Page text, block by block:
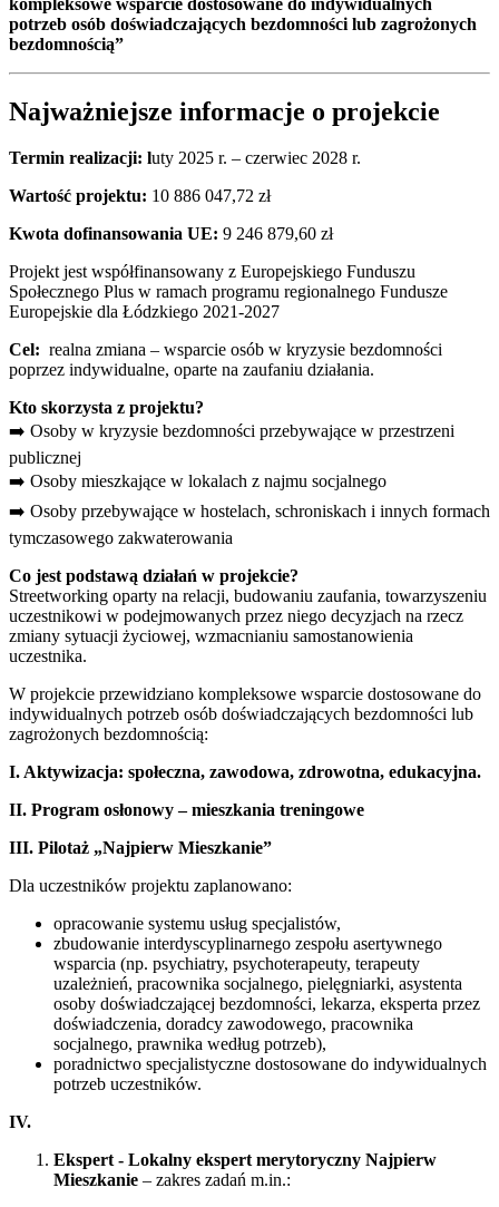
potrzeb osób doświadczających bezdomności lub zagrożonych
bezdomnością”
Najważniejsze informacje o projekcie
Termin realizacji: luty 2025 r. – czerwiec 2028 r.
Wartość projektu: 10 886 047,72 zł
Kwota dofinansowania UE: 9 246 879,60 zł
Projekt jest współfinansowany z Europejskiego Funduszu
Społecznego Plus w ramach programu regionalnego Fundusze
Europejskie dla Łódzkiego 2021-2027
Cel: realna zmiana – wsparcie osób w kryzysie bezdomności
poprzez indywidualne, oparte na zaufaniu działania.
Kto skorzysta z projektu?
➡️ Osoby w kryzysie bezdomności przebywające w przestrzeni
publicznej
➡️ Osoby mieszkające w lokalach z najmu socjalnego
➡️ Osoby przebywające w hostelach, schroniskach i innych formach
tymczasowego zakwaterowania
Co jest podstawą działań w projekcie?
Streetworking oparty na relacji, budowaniu zaufania, towarzyszeniu
uczestnikowi w podejmowanych przez niego decyzjach na rzecz
zmiany sytuacji życiowej, wzmacnianiu samostanowienia
uczestnika.
W projekcie przewidziano kompleksowe wsparcie dostosowane do
indywidualnych potrzeb osób doświadczających bezdomności lub
zagrożonych bezdomnością:
I. Aktywizacja: społeczna, zawodowa, zdrowotna, edukacyjna.
II. Program osłonowy – mieszkania treningowe
III. Pilotaż „Najpierw Mieszkanie”
Dla uczestników projektu zaplanowano:
opracowanie systemu usług specjalistów,
zbudowanie interdyscyplinarnego zespołu asertywnego
wsparcia (np. psychiatry, psychoterapeuty, terapeuty
uzależnień, pracownika socjalnego, pielęgniarki, asystenta
osoby doświadczającej bezdomności, lekarza, eksperta przez
doświadczenia, doradcy zawodowego, pracownika
socjalnego, prawnika według potrzeb),
poradnictwo specjalistyczne dostosowane do indywidualnych
potrzeb uczestników.
IV.
Ekspert - Lokalny ekspert merytoryczny Najpierw
Mieszkanie – zakres zadań m.in.: